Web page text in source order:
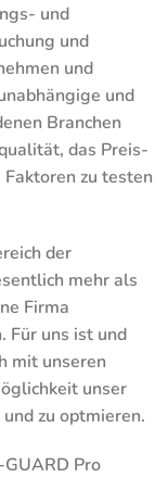
und
und
und
und
Branchen
das Preis-
zu testen
der
mehr als
Firma
Für uns ist und
mit unseren
unser
zu optmieren.
Pro